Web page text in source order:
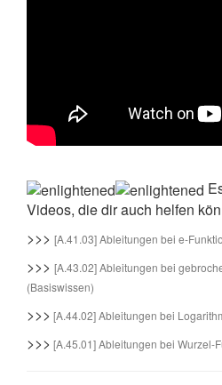
Videos, die dir auch helfen
>>> [A.41.03] Ableitungen bei e-
>>> [A.43.02] Ableitungen bei
(Basiswissen)
>>> [A.44.02] Ableitungen bei
>>> [A.45.01] Ableitungen bei Wurzel-